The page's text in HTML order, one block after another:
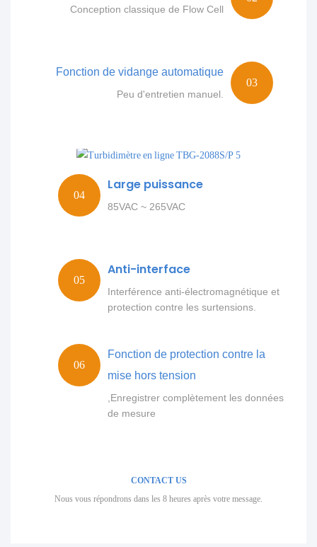
Conception classique de Flow Cell
Fonction de vidange automatique
Peu d'entretien manuel.
Large puissance
85VAC ~ 265VAC
Anti-interface
Interférence anti-électromagnétique et
protection contre les surtensions.
Fonction de protection contre la
mise hors tension
,Enregistrer complètement les données
de mesure
CONTACT US
Nous vous répondrons dans les 8 heures après votre message.